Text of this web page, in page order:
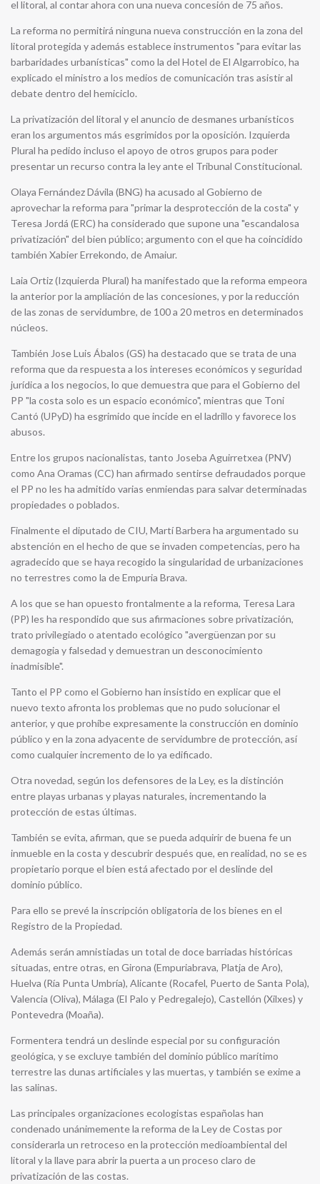
el litoral, al contar ahora con una nueva concesión de 75 años.
La reforma no permitirá ninguna nueva construcción en la zona del
litoral protegida y además establece instrumentos "para evitar las
barbaridades urbanísticas" como la del Hotel de El Algarrobico, ha
explicado el ministro a los medios de comunicación tras asistir al
debate dentro del hemiciclo.
La privatización del litoral y el anuncio de desmanes urbanísticos
eran los argumentos más esgrimidos por la oposición. Izquierda
Plural ha pedido incluso el apoyo de otros grupos para poder
presentar un recurso contra la ley ante el Tribunal Constitucional.
Olaya Fernández Dávila (BNG) ha acusado al Gobierno de
aprovechar la reforma para "primar la desprotección de la costa" y
Teresa Jordá (ERC) ha considerado que supone una "escandalosa
privatización" del bien público; argumento con el que ha coincidido
también Xabier Errekondo, de Amaiur.
Laia Ortiz (Izquierda Plural) ha manifestado que la reforma empeora
la anterior por la ampliación de las concesiones, y por la reducción
de las zonas de servidumbre, de 100 a 20 metros en determinados
núcleos.
También Jose Luis Ábalos (GS) ha destacado que se trata de una
reforma que da respuesta a los intereses económicos y seguridad
jurídica a los negocios, lo que demuestra que para el Gobierno del
PP "la costa solo es un espacio económico", mientras que Toni
Cantó (UPyD) ha esgrimido que incide en el ladrillo y favorece los
abusos.
Entre los grupos nacionalistas, tanto Joseba Aguirretxea (PNV)
como Ana Oramas (CC) han afirmado sentirse defraudados porque
el PP no les ha admitido varias enmiendas para salvar determinadas
propiedades o poblados.
Finalmente el diputado de CIU, Martí Barbera ha argumentado su
abstención en el hecho de que se invaden competencias, pero ha
agradecido que se haya recogido la singularidad de urbanizaciones
no terrestres como la de Empuria Brava.
A los que se han opuesto frontalmente a la reforma, Teresa Lara
(PP) les ha respondido que sus afirmaciones sobre privatización,
trato privilegiado o atentado ecológico "avergüenzan por su
demagogia y falsedad y demuestran un desconocimiento
inadmisible".
Tanto el PP como el Gobierno han insistido en explicar que el
nuevo texto afronta los problemas que no pudo solucionar el
anterior, y que prohíbe expresamente la construcción en dominio
público y en la zona adyacente de servidumbre de protección, así
como cualquier incremento de lo ya edificado.
Otra novedad, según los defensores de la Ley, es la distinción
entre playas urbanas y playas naturales, incrementando la
protección de estas últimas.
También se evita, afirman, que se pueda adquirir de buena fe un
inmueble en la costa y descubrir después que, en realidad, no se es
propietario porque el bien está afectado por el deslinde del
dominio público.
Para ello se prevé la inscripción obligatoria de los bienes en el
Registro de la Propiedad.
Además serán amnistiadas un total de doce barriadas históricas
situadas, entre otras, en Girona (Empuriabrava, Platja de Aro),
Huelva (Ría Punta Umbría), Alicante (Rocafel, Puerto de Santa Pola),
Valencia (Oliva), Málaga (El Palo y Pedregalejo), Castellón (Xilxes) y
Pontevedra (Moaña).
Formentera tendrá un deslinde especial por su configuración
geológica, y se excluye también del dominio público marítimo
terrestre las dunas artificiales y las muertas, y también se exime a
las salinas.
Las principales organizaciones ecologistas españolas han
condenado unánimemente la reforma de la Ley de Costas por
considerarla un retroceso en la protección medioambiental del
litoral y la llave para abrir la puerta a un proceso claro de
privatización de las costas.